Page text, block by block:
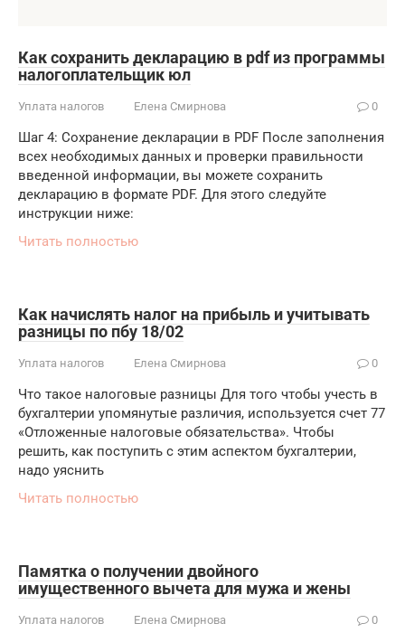
Как сохранить декларацию в pdf из программы
налогоплательщик юл
Уплата налогов Елена Смирнова 0
Шаг 4: Сохранение декларации в PDF После заполнения
всех необходимых данных и проверки правильности
введенной информации, вы можете сохранить
декларацию в формате PDF. Для этого следуйте
инструкции ниже:
Читать полностью
Как начислять налог на прибыль и учитывать
разницы по пбу 18/02
Уплата налогов Елена Смирнова 0
Что такое налоговые разницы Для того чтобы учесть в
бухгалтерии упомянутые различия, используется счет 77
«Отложенные налоговые обязательства». Чтобы
решить, как поступить с этим аспектом бухгалтерии,
надо уяснить
Читать полностью
Памятка о получении двойного
имущественного вычета для мужа и жены
Уплата налогов Елена Смирнова 0